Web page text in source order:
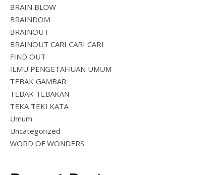
BRAIN BLOW
BRAINDOM
BRAINOUT
BRAINOUT CARI CARI CARI
FIND OUT
ILMU PENGETAHUAN UMUM
TEBAK GAMBAR
TEBAK TEBAKAN
TEKA TEKI KATA
Umum
Uncategorized
WORD OF WONDERS